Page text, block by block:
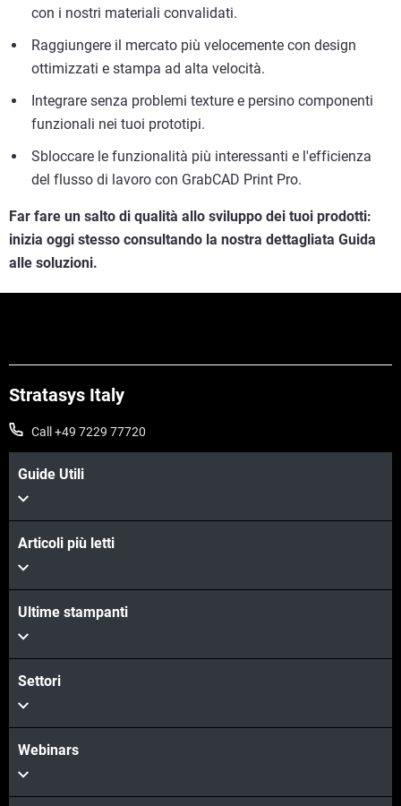
con i nostri materiali convalidati.
Raggiungere il mercato più velocemente con design
ottimizzati e stampa ad alta velocità.
Integrare senza problemi texture e persino componenti
funzionali nei tuoi prototipi.
Sbloccare le funzionalità più interessanti e l'efficienza
del flusso di lavoro con GrabCAD Print Pro.
Far fare un salto di qualità allo sviluppo dei tuoi prodotti:
inizia oggi stesso consultando la nostra dettagliata Guida
alle soluzioni.
Stratasys Italy
Call +49 7229 77720
Guide Utili
Articoli più letti
Ultime stampanti
Settori
Webinars